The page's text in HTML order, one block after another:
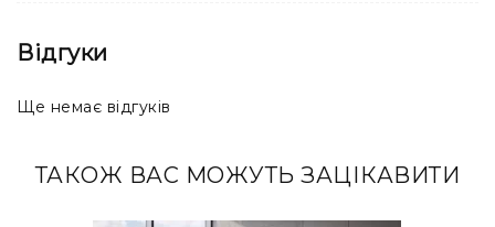
Відгуки
Ще немає відгуків
ТАКОЖ ВАС МОЖУТЬ ЗАЦІКАВИТИ